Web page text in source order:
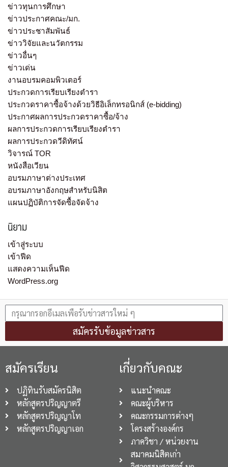
ข่าวทุนการศึกษา
ข่าวประกาศคณะ/มก.
ข่าวประชาสัมพันธ์
ข่าววิจัยและนวัตกรรม
ข่าวอื่นๆ
ข่าวเด่น
งานอบรมคอมพิวเตอร์
ประกวดการเรียบเรียงตำรา
ประกวดราคาซื้อจ้างด้วยวิธีอิเล็กทรอนิกส์ (e-bidding)
ประกาศผลการประกวดราคาซื้อ/จ้าง
ผลการประกวดการเรียบเรียงตำรา
ผลการประกวดวีดิทัศน์
วิจารณ์ TOR
หนังสือเวียน
อบรมภาษาต่างประเทศ
อบรมภาษาอังกฤษสำหรับนิสิต
แผนปฏิบัติการจัดซื้อจัดจ้าง
นิยาม
เข้าสู่ระบบ
เข้าฟีด
แสดงความเห็นฟีด
WordPress.org
สมัครรับข้อมูลข่าวสาร
สมัครเรียน
ปฏิทินรับสมัครนิสิต
หลักสูตรปริญญาตรี
หลักสูตรปริญญาโท
หลักสูตรปริญญาเอก
เกี่ยวกับคณะ
แนะนำคณะ
คณะผู้บริหาร
คณะกรรมการต่างๆ
โครงสร้างองค์กร
ภาควิชา / หน่วยงาน
สมาคมนิสิตเก่า